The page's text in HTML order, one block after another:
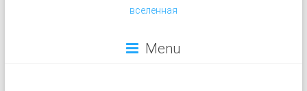
вселенная
Menu